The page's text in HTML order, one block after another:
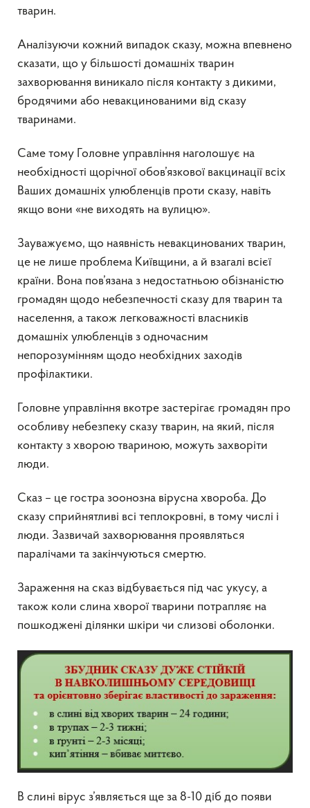
тварин.
Аналізуючи кожний випадок сказу, можна впевнено
сказати, що у більшості домашніх тварин
захворювання виникало після контакту з дикими,
бродячими або невакцинованими від сказу
тваринами.
Саме тому Головне управління наголошує на
необхідності щорічної обов’язкової вакцинації всіх
Ваших домашніх улюбленців проти сказу, навіть
якщо вони «не виходять на вулицю».
Зауважуємо, що наявність невакцинованих тварин,
це не лише проблема Київщини, а й взагалі всієї
країни. Вона пов’язана з недостатньою обізнаністю
громадян щодо небезпечності сказу для тварин та
населення, а також легковажності власників
домашніх улюбленців з одночасним
непорозумінням щодо необхідних заходів
профілактики.
Головне управління вкотре застерігає громадян про
особливу небезпеку сказу тварин, на який, після
контакту з хворою твариною, можуть захворіти
люди.
Сказ – це гостра зоонозна вірусна хвороба. До
сказу сприйнятливі всі теплокровні, в тому числі і
люди. Зазвичай захворювання проявляться
паралічами та закінчуються смертю.
Зараження на сказ відбувається під час укусу, а
також коли слина хворої тварини потрапляє на
пошкоджені ділянки шкіри чи слизові оболонки.
В слині вірус з’являється ще за 8-10 діб до появи